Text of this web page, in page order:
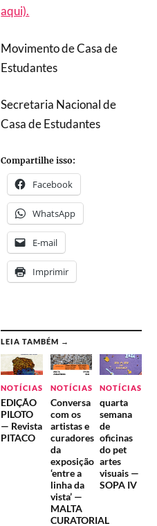
aqui).
Movimento de Casa de
Estudantes
Secretaria Nacional de
Casa de Estudantes
Compartilhe isso:
Facebook
WhatsApp
E-mail
Imprimir
LEIA TAMBÉM →
NOTÍCIAS
EDIÇÃO
PILOTO
— Revista
PITACO
NOTÍCIAS
Conversa
com os
artistas e
curadores
da
exposição
‘entre a
linha da
vista’ —
MALTA
CURATORIAL
NOTÍCIAS
quarta
semana
de
oficinas
do pet
artes
visuais —
SOPA IV